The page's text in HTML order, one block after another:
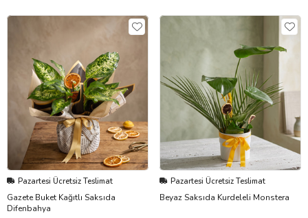
Pazartesi Ücretsiz Teslimat
Gazete Buket Kağıtlı Saksıda
Difenbahya
Pazartesi Ücretsiz Teslimat
Beyaz Saksıda Kurdeleli Monstera